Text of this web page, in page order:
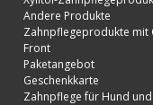
Andere Produkte
Zahnpflegeprodukte mit
Front
Paketangebot
Geschenkkarte
Zahnpflege für Hund und